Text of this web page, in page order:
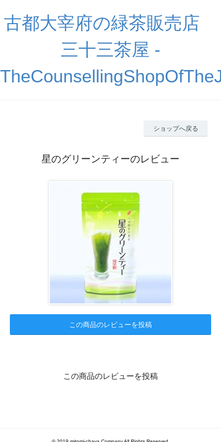
古都大宰府の緑茶販売店
三十三茶屋 -
ショップへ戻る
星のグリーンティーのレビュー
この商品のレビューを投稿
この商品のレビューを投稿